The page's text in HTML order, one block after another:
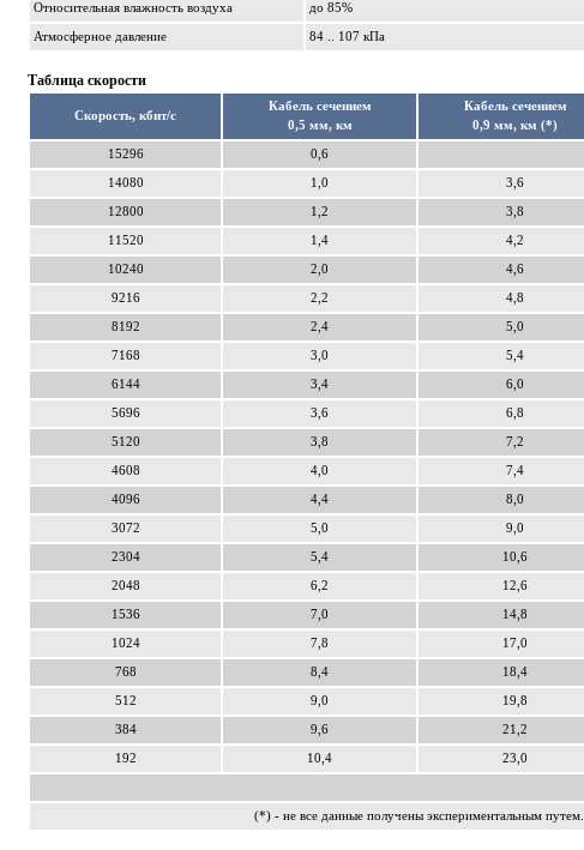
Относительная влажность воздуха до 85%
Атмосферное давление 84 .. 107 кПа
Таблица скорости
Скорость, кбит/с
Кабель сечением
0,5 мм, км
Кабель сечением
0,9 мм, км (*)
15296 0,6
14080 1,0 3,6
12800 1,2 3,8
11520 1,4 4,2
10240 2,0 4,6
9216 2,2 4,8
8192 2,4 5,0
7168 3,0 5,4
6144 3,4 6,0
5696 3,6 6,8
5120 3,8 7,2
4608 4,0 7,4
4096 4,4 8,0
3072 5,0 9,0
2304 5,4 10,6
2048 6,2 12,6
1536 7,0 14,8
1024 7,8 17,0
768 8,4 18,4
512 9,0 19,8
384 9,6 21,2
192 10,4 23,0
(*) - не все данные получены экспериментальным путем.